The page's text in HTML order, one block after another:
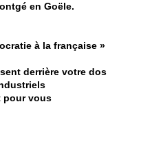
en Goële.
à la française »
derrière votre dos
pour vous